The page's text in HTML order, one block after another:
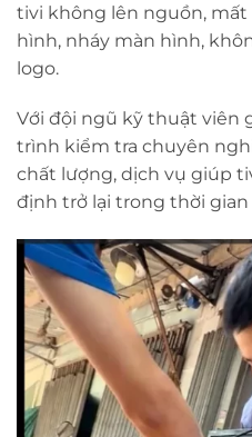
tivi không lên nguồn,
hình, nháy màn hình,
logo.
Với đội ngũ kỹ thuật viên
trình kiểm tra chuyên
chất lượng, dịch vụ giúp
định trở lại trong thời gian